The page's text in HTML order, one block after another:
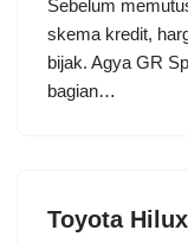
Sebelum
skema kredit,
bijak. Agya GR
bagian…
Toyota